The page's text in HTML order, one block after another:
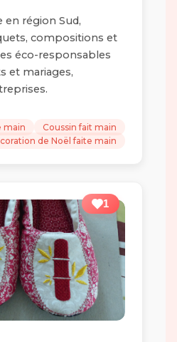
en région Sud,
compositions et
éco-responsables
et mariages,
main
Coussin fait main
de Noël faite main
1